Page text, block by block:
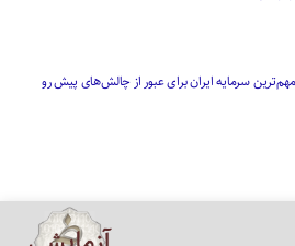
سرمایه ایران برای عبور از چالش‌های پیش رو